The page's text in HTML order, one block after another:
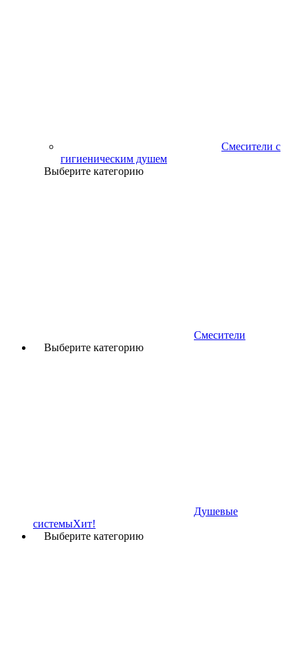
Смесители с
гигиеническим душем
Выберите категорию
Смесители
Выберите категорию
Душевые
системыХит!
Выберите категорию